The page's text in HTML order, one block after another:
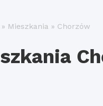
» Mieszkania » Chorzów